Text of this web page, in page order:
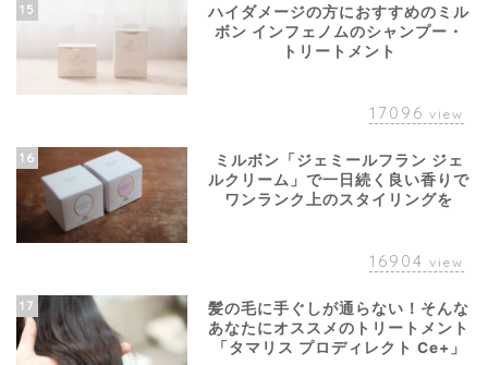
15
ハイダメージの方におすすめのミル
ボン インフェノムのシャンプー・
トリートメント
17096 view
16
ミルボン「ジェミールフラン ジェ
ルクリーム」で一日続く良い香りで
ワンランク上のスタイリングを
16904 view
17
髪の毛に手ぐしが通らない！そんな
あなたにオススメのトリートメント
「タマリス プロディレクト Ce+」